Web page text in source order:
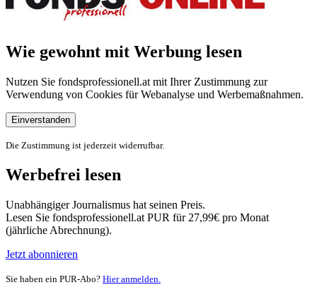
Wie gewohnt mit Werbung lesen
Nutzen Sie fondsprofessionell.at mit Ihrer Zustimmung zur
Verwendung von Cookies für Webanalyse und Werbemaßnahmen.
Einverstanden
Die Zustimmung ist jederzeit widerrufbar.
Werbefrei lesen
Unabhängiger Journalismus hat seinen Preis.
Lesen Sie fondsprofessionell.at PUR für 27,99€ pro Monat
(jährliche Abrechnung).
Jetzt abonnieren
Sie haben ein PUR-Abo? Hier anmelden.